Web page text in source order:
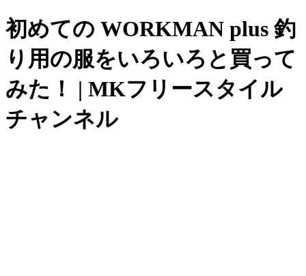
初めての WORKMAN plus 釣
り用の服をいろいろと買って
みた！ | MKフリースタイル
チャンネル